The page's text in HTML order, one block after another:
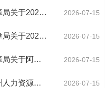
阿坝州人力资源和社会保障局关于2025年下半年公开考试招聘事业单位工作人员递补人员体检有关事项的公告 2026-07-15
阿坝州人力资源和社会保障局关于2026年上半年公开考试招聘中小学教师体检有关事项的公告 2026-07-15
阿坝州人力资源和社会保障局关于阿坝州2026年上半年公开考试招聘事业单位工作人员体检有关事项的公告 2026-07-15
中共阿坝州委组织部阿坝州人力资源和社会保障局关于发布2026年州级事业单位公开选调工作人员笔试成绩的公告 2026-07-15